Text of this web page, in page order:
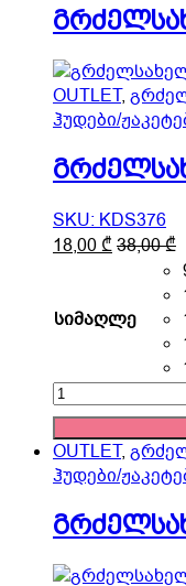
on
OUTLET,
ჰუდები/
SKU: KDS376
18,00₾38,00₾
სიმაღლე
ზედა
quantity
OUTLET,
ჰუდები/